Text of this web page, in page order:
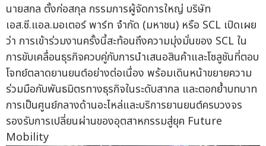
นายสกล ตั้งก่อสกุล กรรมการผู้จัดการใหญ่ บริษัท
เอส.ซี.แอล.มอเตอร์ พาร์ท จำกัด (มหาชน) หรือ SCL เปิดเผย
ว่า การเข้าร่วมงานครั้งนี้สะท้อนถึงความมุ่งมั่นของ SCL ใน
การขับเคลื่อนธุรกิจควบคู่กับการนำเสนอสินค้าและโซลูชันที่ตอบ
โจทย์ตลาดยานยนต์อย่างต่อเนื่อง พร้อมเดินหน้าขยายความ
ร่วมมือกับพันธมิตรทางธุรกิจในระดับสากล และตอกย้ำบทบาท
การเป็นศูนย์กลางด้านอะไหล่และบริการยานยนต์ครบวงจร
รองรับการเปลี่ยนผ่านของอุตสาหกรรมสู่ยุค Future
Mobility